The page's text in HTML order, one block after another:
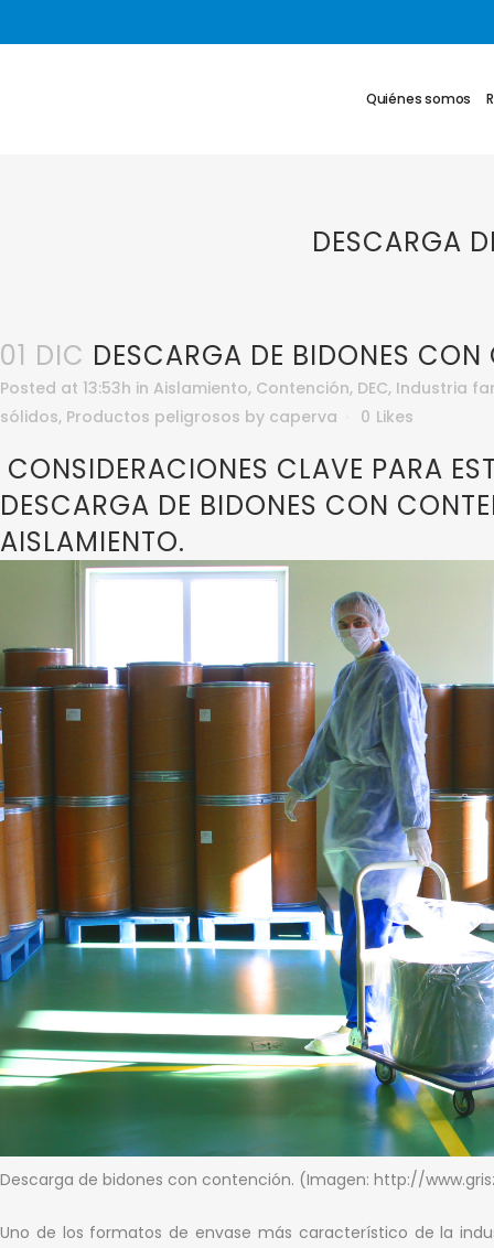
Quiénes somos
DESCARGA
01 DIC DESCARGA DE BIDONES
Posted at 13:53h in Aislamiento, Contención, DEC, Industria
sólidos, Productos peligrosos by caperva 0 Likes
CONSIDERACIONES CLAVE PARA
DESCARGA DE BIDONES CON
AISLAMIENTO.
Descarga de bidones con contención. (Imagen: http://
Uno de los formatos de envase más característico de la